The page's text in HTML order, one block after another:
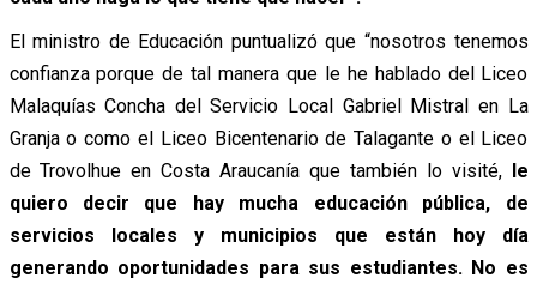
El ministro de Educación puntualizó que “nosotros tenemos
confianza porque de tal manera que le he hablado del Liceo
Malaquías Concha del Servicio Local Gabriel Mistral en La
Granja o como el Liceo Bicentenario de Talagante o el Liceo
de Trovolhue en Costa Araucanía que también lo visité, le
quiero decir que hay mucha educación pública, de
servicios locales y municipios que están hoy día
generando oportunidades para sus estudiantes. No es